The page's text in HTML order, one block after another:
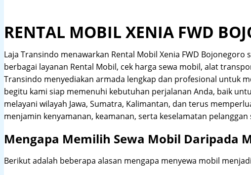
RENTAL MOBIL XENIA FWD
Laja Transindo menawarkan Rental Mobil Xenia FWD
berbagai layanan Rental Mobil, cek harga sewa mobil, alat
Transindo menyediakan armada lengkap dan profesional untuk
begitu kami siap memenuhi kebutuhan perjalanan Anda, baik
melayani wilayah Jawa, Sumatra, Kalimantan, dan terus
menjamin kenyamanan, keamanan, serta keselamatan
Mengapa Memilih Sewa Mobil Daripada
Berikut adalah beberapa alasan mengapa menyewa mobil